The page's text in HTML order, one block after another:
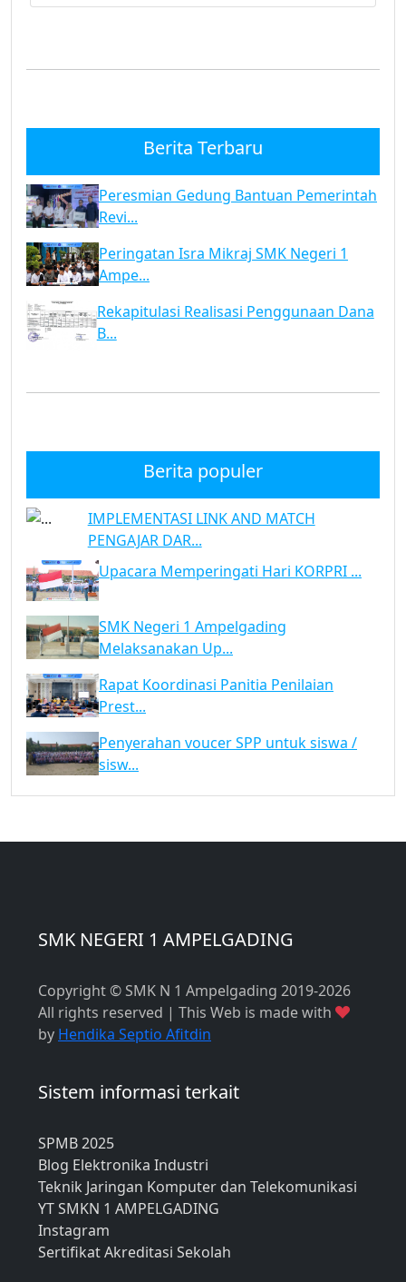
Berita Terbaru
Peresmian Gedung Bantuan Pemerintah
Revi...
Peringatan Isra Mikraj SMK Negeri 1
Ampe...
Rekapitulasi Realisasi Penggunaan Dana
B...
Berita populer
IMPLEMENTASI LINK AND MATCH
PENGAJAR DAR...
Upacara Memperingati Hari KORPRI ...
SMK Negeri 1 Ampelgading
Melaksanakan Up...
Rapat Koordinasi Panitia Penilaian
Prest...
Penyerahan voucer SPP untuk siswa /
sisw...
SMK NEGERI 1 AMPELGADING
Copyright © SMK N 1 Ampelgading 2019-2026
All rights reserved | This Web is made with
by Hendika Septio Afitdin
Sistem informasi terkait
SPMB 2025
Blog Elektronika Industri
Teknik Jaringan Komputer dan Telekomunikasi
YT SMKN 1 AMPELGADING
Instagram
Sertifikat Akreditasi Sekolah